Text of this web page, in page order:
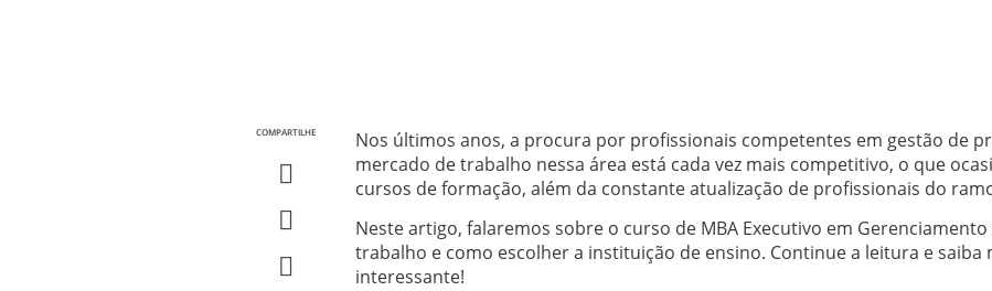
COMPARTILHE
Nos últimos anos, a procura por profissionais competentes em gestão de
mercado de trabalho nessa área está cada vez mais competitivo, o que
cursos de formação, além da constante atualização de profissionais do
Neste artigo, falaremos sobre o curso de MBA Executivo em
trabalho e como escolher a instituição de ensino. Continue a leitura e saiba
interessante!